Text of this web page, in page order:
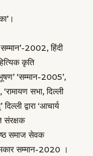
सम्मान’-2002, हिंदी
कृति
‘सम्मान-2005’,
सभा, दिल्ली
द्वारा ‘आचार्य
संरक्षक
समाज सेवक
सम्मान-2020 ।